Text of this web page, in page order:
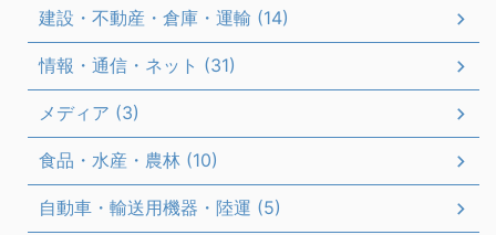
建設・不動産・倉庫・運輸 (14)
情報・通信・ネット (31)
メディア (3)
食品・水産・農林 (10)
自動車・輸送用機器・陸運 (5)